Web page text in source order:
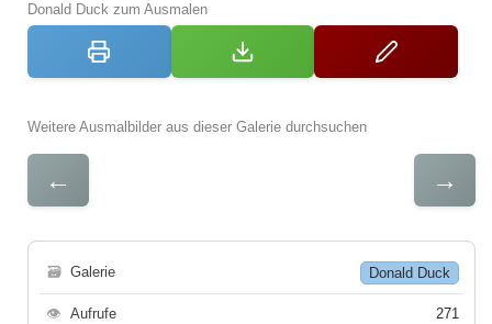
Donald Duck zum Ausmalen
Weitere Ausmalbilder aus dieser Galerie durchsuchen
← →
🗃 Galerie Donald Duck
👁 Aufrufe 271